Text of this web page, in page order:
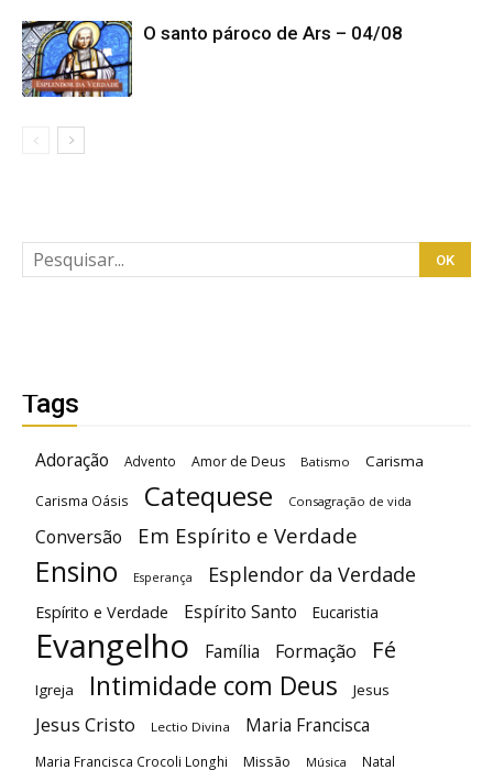
O santo pároco de Ars – 04/08
Tags
Adoração Advento Amor de Deus Batismo Carisma
Carisma Oásis Catequese Consagração de vida
Conversão Em Espírito e Verdade
Ensino Esperança Esplendor da Verdade
Espírito e Verdade Espírito Santo Eucaristia
Evangelho Família Formação Fé
Igreja Intimidade com Deus Jesus
Jesus Cristo Lectio Divina Maria Francisca
Maria Francisca Crocoli Longhi Missão Música Natal